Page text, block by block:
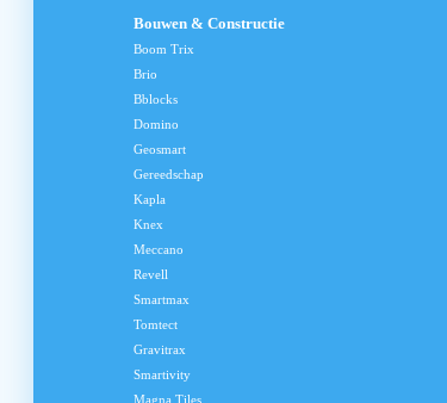
Bouwen & Constructie
Boom Trix
Brio
Bblocks
Domino
Geosmart
Gereedschap
Kapla
Knex
Meccano
Revell
Smartmax
Tomtect
Gravitrax
Smartivity
Magna Tiles